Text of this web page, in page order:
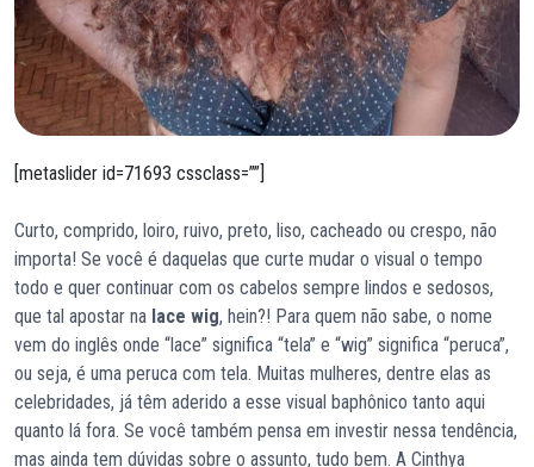
[metaslider id=71693 cssclass=””]
Curto, comprido, loiro, ruivo, preto, liso, cacheado ou crespo, não
importa! Se você é daquelas que curte mudar o visual o tempo
todo e quer continuar com os cabelos sempre lindos e sedosos,
que tal apostar na lace wig, hein?! Para quem não sabe, o nome
vem do inglês onde “lace” significa “tela” e “wig” significa “peruca”,
ou seja, é uma peruca com tela. Muitas mulheres, dentre elas as
celebridades, já têm aderido a esse visual baphônico tanto aqui
quanto lá fora. Se você também pensa em investir nessa tendência,
mas ainda tem dúvidas sobre o assunto, tudo bem. A Cinthya